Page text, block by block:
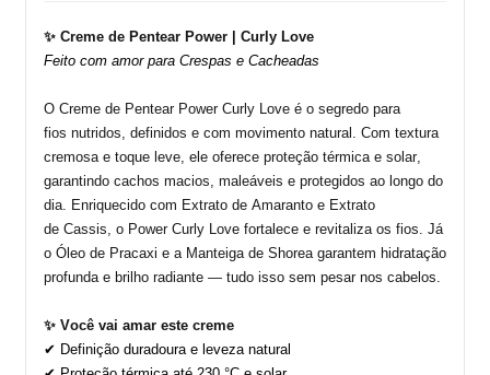
✨ Creme de Pentear Power | Curly Love
Feito com amor para Crespas e Cacheadas
O Creme de Pentear Power Curly Love é o segredo para
fios nutridos, definidos e com movimento natural . Com textura
cremosa e toque leve, ele oferece proteção térmica e solar,
garantindo cachos macios, maleáveis e protegidos ao longo do
dia. Enriquecido com Extrato de Amaranto e Extrato
de Cassis, o Power Curly Love fortalece e revitaliza os fios. Já
o Óleo de Pracaxi e a Manteiga de Shoreagarantem hidratação
profunda e brilho radiante — tudo isso sem pesar nos cabelos.
✨ Você vai amar este creme
✔ Definição duradoura e leveza natural